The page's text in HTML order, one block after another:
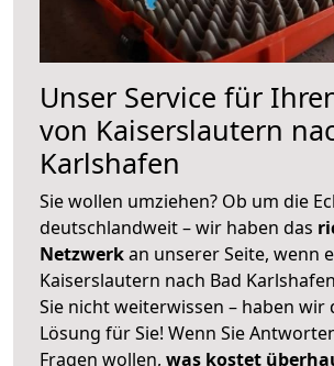
Unser Service für
von Kaiserslautern
Karlshafen
Sie wollen umziehen? Ob um die
deutschlandweit – wir haben das
Netzwerkan unserer Seite, wenn
Kaiserslautern nach Bad
Sie nicht weiterwissen – haben wir
Lösung für Sie! Wenn Sie
Fragen wollen, was kostet